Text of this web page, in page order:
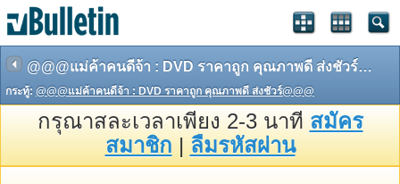
@@@แม่ค้าคนดีจ้า : DVD ราคาถูก คุณภาพดี ส่งชัวร์@@@
กระทู้: @@@แม่ค้าคนดีจ้า : DVD ราคาถูก คุณภาพดี ส่งชัวร์@@@
กรุณาสละเวลาเพียง 2-3 นาที สมัคร
สมาชิก | ลืมรหัสผ่าน